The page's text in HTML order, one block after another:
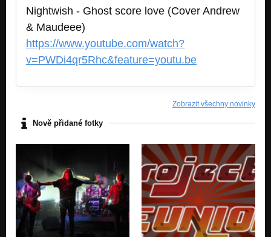
Nightwish - Ghost score love (Cover Andrew
& Maudeee)
https://www.youtube.com/watch?
v=PWDi4qr5Rhc&feature=youtu.be
Zobrazit všechny novinky
Nově přidané fotky